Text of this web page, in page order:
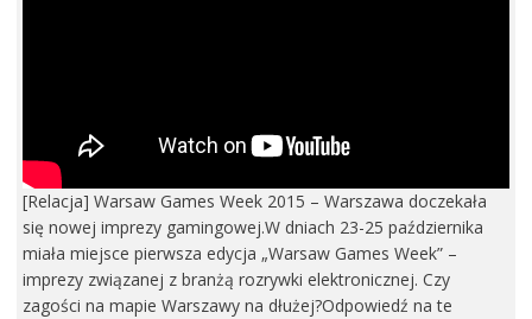
[Relacja] Warsaw Games Week 2015 – Warszawa doczekała
się nowej imprezy gamingowej.W dniach 23-25 października
miała miejsce pierwsza edycja „Warsaw Games Week” –
imprezy związanej z branżą rozrywki elektronicznej. Czy
zagości na mapie Warszawy na dłużej?Odpowiedź na te